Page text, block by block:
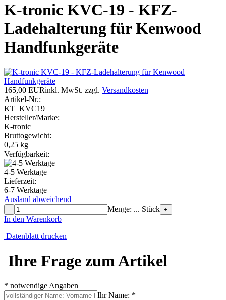
K-tronic KVC-19 - KFZ-
Ladehalterung für Kenwood
Handfunkgeräte
165,00 EURinkl. MwSt. zzgl. Versandkosten
Artikel-Nr.:
KT_KVC19
Hersteller/Marke:
K-tronic
Bruttogewicht:
0,25 kg
Verfügbarkeit:
4-5 Werktage
Lieferzeit:
6-7 Werktage
Ausland abweichend
- Menge: ... Stück +
In den Warenkorb
Datenblatt drucken
Ihre Frage zum Artikel
* notwendige Angaben
Ihr Name: *